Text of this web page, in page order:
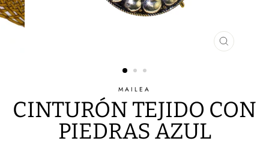
CERRAR
MAILEA
CINTURÓN TEJIDO CON
PIEDRAS AZUL